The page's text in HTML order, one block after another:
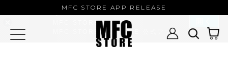
MFC STORE APP RELEASE
MFC STORE
MFC STORE/EXAMPLE 公式アプリ -
Google Play